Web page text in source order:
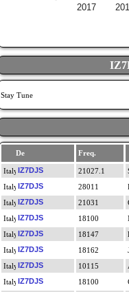
2017
Stay Tune
De Freq.
IZ7DJS
21027.1
IZ7DJS
28011
IZ7DJS
21031
IZ7DJS
18100
IZ7DJS
18147
IZ7DJS
18162
IZ7DJS
10115
IZ7DJS
18100